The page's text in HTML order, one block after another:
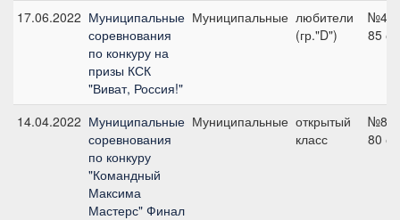
17.06.2022 Муниципальные
соревнования
по конкуру на
призы КСК
"Виват, Россия!"
Муниципальные любители
(гр."D")
№4,
85 см
14.04.2022 Муниципальные
соревнования
по конкуру
"Командный
Максима
Мастерс" Финал
Муниципальные открытый
класс
№8,
80 см